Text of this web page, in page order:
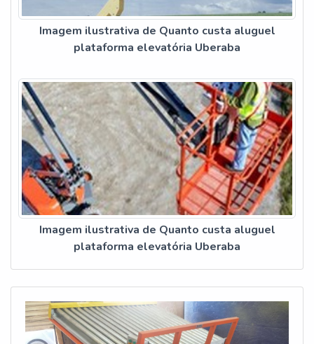
Imagem ilustrativa de Quanto custa aluguel
plataforma elevatória Uberaba
Imagem ilustrativa de Quanto custa aluguel
plataforma elevatória Uberaba